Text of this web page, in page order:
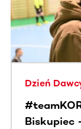
Dzień
Biskupiec